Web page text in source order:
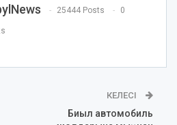
25444 Posts 0
КЕЛЕСІ
Биыл автомобиль